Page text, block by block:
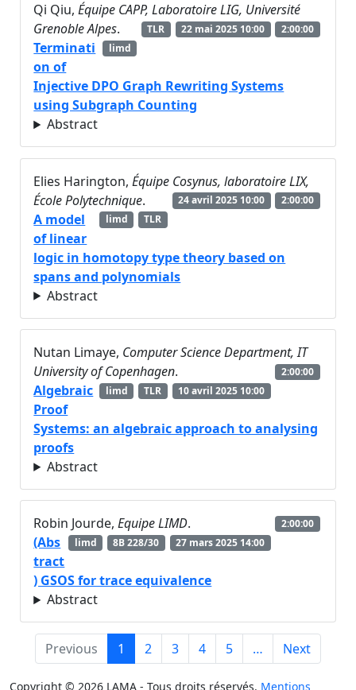
Qi Qiu,Équipe CAPP, Laboratoire LIG, Université
Grenoble Alpes. 2:00:00
22 mai 2025 10:00
TLR
limd
Terminati
on of
Injective DPO Graph Rewriting Systems
using Subgraph Counting
Abstract
Elies Harington,Équipe Cosynus, laboratoire LIX,
École Polytechnique. 2:00:00
24 avril 2025 10:00
TLR
limd
A model
of linear
logic in homotopy type theory based on
spans and polynomials
Abstract
Nutan Limaye, Computer Science Department, IT
University of Copenhagen.
2:00:00
10 avril 2025 10:00
TLR
limd
Algebraic
Proof
Systems: an algebraic approach to analysing
proofs
Abstract
Robin Jourde,Equipe LIMD.
2:00:00
27 mars 2025 14:00
8B 228/30
limd
(Abs
tract
) GSOS for trace equivalence
Abstract
Previous 1 2 3 4 5 … Next
Copyright © 2026 LAMA - Tous droits réservés. Mentions